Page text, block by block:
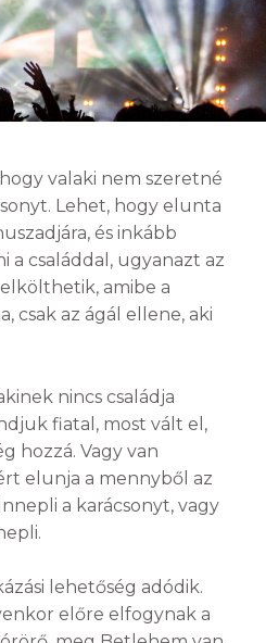
valaki nem szeretné
Lehet, hogy elunta
és inkább
a családdal, ugyanazt az
amibe a
csak az ágál ellene, aki
nincs családja
fiatal, most vált el,
hozzá. Vagy van
elunja a mennyből az
a karácsonyt, vagy
lehetőség adódik.
előre elfogynak a